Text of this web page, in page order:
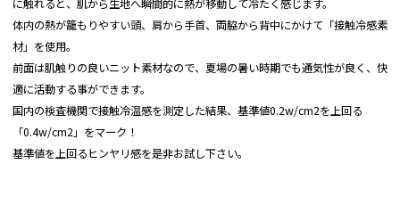
に触れると、肌から生地へ瞬間的に熱が移動して冷たく感じます。
体内の熱が籠もりやすい頭、肩から手首、両脇から背中にかけて「接触冷感素
材」を使用。
前面は肌触りの良いニット素材なので、夏場の暑い時期でも通気性が良く、快
適に活動する事ができます。
国内の検査機関で接触冷温感を測定した結果、基準値0.2w/cm2を上回る
「0.4w/cm2」をマーク！
基準値を上回るヒンヤリ感を是非お試し下さい。